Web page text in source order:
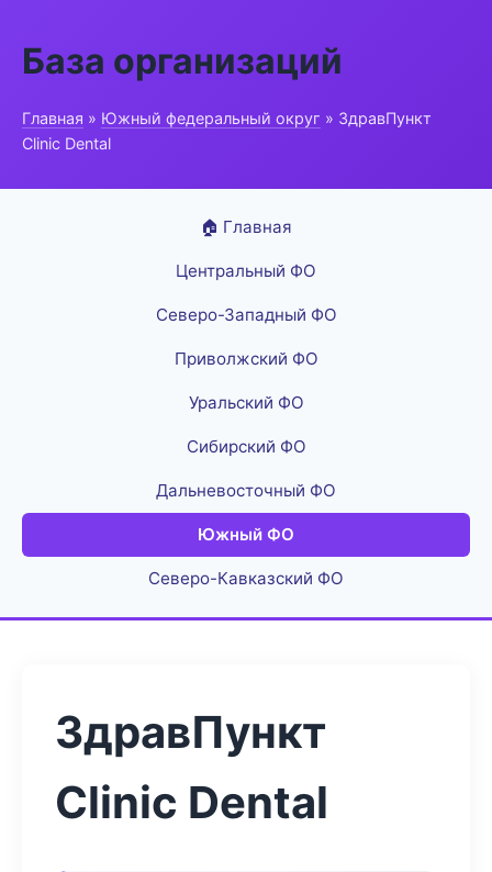
База организаций
Главная » Южный федеральный округ » ЗдравПункт
Clinic Dental
🏠 Главная
Центральный ФО
Северо-Западный ФО
Приволжский ФО
Уральский ФО
Сибирский ФО
Дальневосточный ФО
Южный ФО
Северо-Кавказский ФО
ЗдравПункт
Clinic Dental